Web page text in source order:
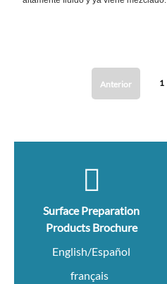
Anterior 1
Surface Preparation
Products Brochure
English/Español
français